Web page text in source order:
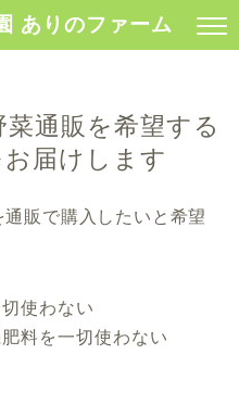
ありのファーム
通販を希望する
届けします
販で購入したいと希望
使わない
料を一切使わない